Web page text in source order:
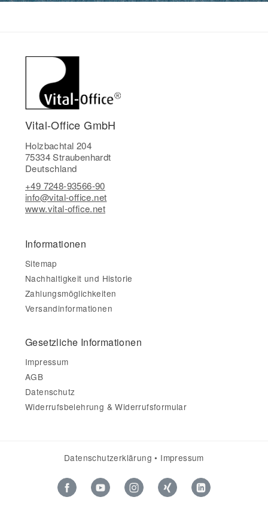
Vital-Office GmbH
Holzbachtal 204
75334 Straubenhardt
Deutschland
+49 7248-93566-90
info@vital-office.net
www.vital-office.net
Informationen
Sitemap
Nachhaltigkeit und Historie
Zahlungsmöglichkeiten
Versandinformationen
Gesetzliche Informationen
Impressum
AGB
Datenschutz
Widerrufsbelehrung & Widerrufsformular
Datenschutzerklärung• Impressum